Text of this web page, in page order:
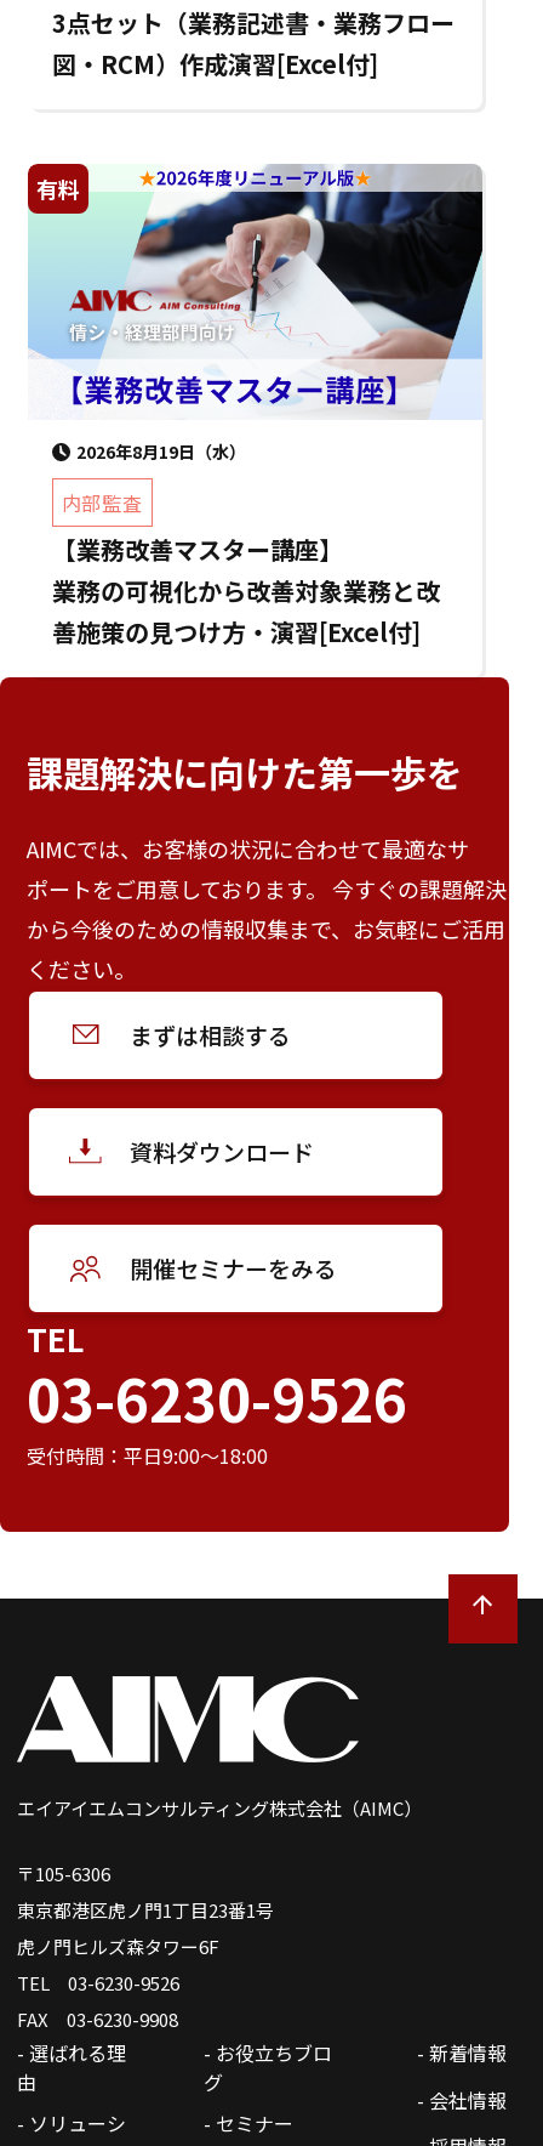
3点セット（業務記述書・業務フロー
図・RCM）作成演習[Excel付]
有料
2026年8月19日（水）
内部監査
【業務改善マスター講座】
業務の可視化から改善対象業務と改
善施策の見つけ方・演習[Excel付]
課題解決に向けた第一歩を
AIMCでは、お客様の状況に合わせて最適なサ
ポートをご用意しております。 今すぐの課題解決
から今後のための情報収集まで、お気軽にご活用
ください。
まずは相談する
資料ダウンロード
開催セミナーをみる
TEL
03-6230-9526
受付時間：平日9:00～18:00
エイアイエムコンサルティング株式会社（AIMC）
〒105-6306
東京都港区虎ノ門1丁目23番1号
虎ノ門ヒルズ森タワー6F
TEL 03-6230-9526
FAX 03-6230-9908
- 選ばれる理
由
- ソリューシ
- お役立ちブロ
グ
- セミナー
- 新着情報
- 会社情報